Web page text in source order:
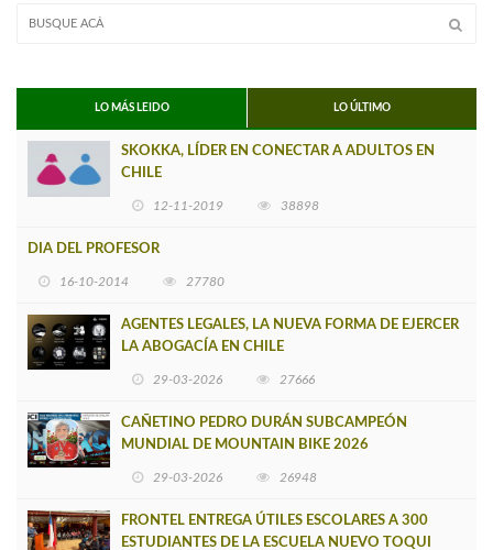
LO MÁS LEIDO LO ÚLTIMO
SKOKKA, LÍDER EN CONECTAR A ADULTOS EN
CHILE
12-11-2019 38898
DIA DEL PROFESOR
16-10-2014 27780
AGENTES LEGALES, LA NUEVA FORMA DE EJERCER
LA ABOGACÍA EN CHILE
29-03-2026 27666
CAÑETINO PEDRO DURÁN SUBCAMPEÓN
MUNDIAL DE MOUNTAIN BIKE 2026
29-03-2026 26948
FRONTEL ENTREGA ÚTILES ESCOLARES A 300
ESTUDIANTES DE LA ESCUELA NUEVO TOQUI